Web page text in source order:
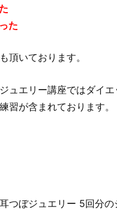
た
頂いております。
ュエリー講座ではダイエ
習が含まれております。
つぼジュエリー 5回分の